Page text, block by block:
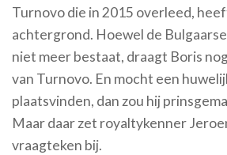
Turnovo die in 2015 overleed,
achtergrond. Hoewel de
niet meer bestaat, draagt Boris
van Turnovo. En mocht een
plaatsvinden, dan zou hij
Maar daar zet royaltykenner
vraagteken bij.